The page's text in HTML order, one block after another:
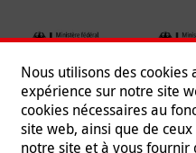
Nous utilisons des
expérience sur notre site
cookies nécessaires au
site web, ainsi que de
notre site et à vous fournir